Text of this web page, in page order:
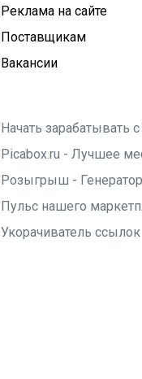
Реклама на сайте
Поставщикам
Вакансии
Начать зарабатывать
Picabox.ru - Лучшее
Розыгрыш -
Пульс нашего
Укорачиватель ссылок